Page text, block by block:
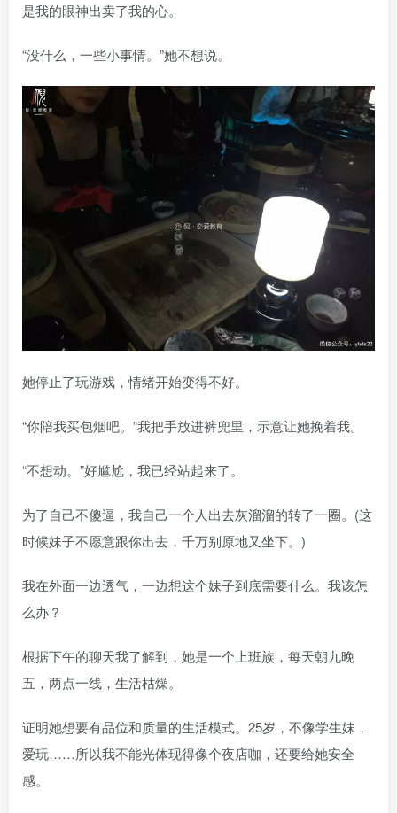
是我的眼神出卖了我的心。
“没什么，一些小事情。”她不想说。
她停止了玩游戏，情绪开始变得不好。
“你陪我买包烟吧。”我把手放进裤兜里，示意让她挽着我。
“不想动。”好尴尬，我已经站起来了。
为了自己不傻逼，我自己一个人出去灰溜溜的转了一圈。(这
时候妹子不愿意跟你出去，千万别原地又坐下。)
我在外面一边透气，一边想这个妹子到底需要什么。我该怎
么办？
根据下午的聊天我了解到，她是一个上班族，每天朝九晚
五，两点一线，生活枯燥。
证明她想要有品位和质量的生活模式。25岁，不像学生妹，
爱玩……所以我不能光体现得像个夜店咖，还要给她安全
感。